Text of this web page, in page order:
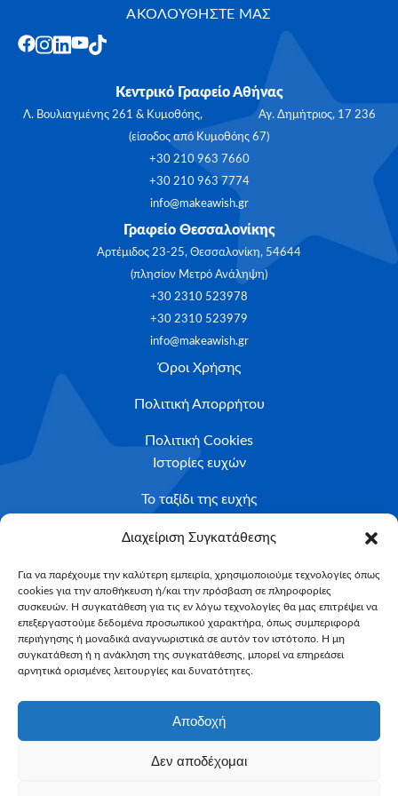
Διαχείριση Συγκατάθεσης
Για να παρέχουμε την καλύτερη εμπειρία, χρησιμοποιούμε τεχνολογίες όπως
cookies για την αποθήκευση ή/και την πρόσβαση σε πληροφορίες
συσκευών. Η συγκατάθεση για τις εν λόγω τεχνολογίες θα μας επιτρέψει να
επεξεργαστούμε δεδομένα προσωπικού χαρακτήρα, όπως συμπεριφορά
περιήγησης ή μοναδικά αναγνωριστικά σε αυτόν τον ιστότοπο. Η μη
συγκατάθεση ή η ανάκληση της συγκατάθεσης, μπορεί να επηρεάσει
αρνητικά ορισμένες λειτουργίες και δυνατότητες.
Αποδοχή
Δεν αποδέχομαι
ΑΚΟΛΟΥΘΗΣΤΕ ΜΑΣ
Κεντρικό Γραφείο Αθήνας
Λ. Βουλιαγμένης 261 & Κυμοθόης, Αγ. Δημήτριος, 17 236
(είσοδος από Κυμοθόης 67)
+30 210 963 7660
+30 210 963 7774
info@makeawish.gr
Γραφείο Θεσσαλονίκης
Αρτέμιδος 23-25, Θεσσαλονίκη, 54644
(πλησίον Μετρό Ανάληψη)
+30 2310 523978
+30 2310 523979
info@makeawish.gr
Όροι Χρήσης
Πολιτική Απορρήτου
Πολιτική Cookies
Ιστορίες ευχών
Το ταξίδι της ευχής
Κριτήρια Καταλληλότητας
Υποβολή Αιτήματος
NEWSLETTER
Email*